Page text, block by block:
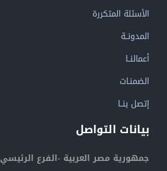
الأسئلة المتكررة
المدونــة
أعمالنــا
الضمنـات
إتصل بنــا
بيانات التواصل
جمهورية مصر العربية -الفرع الرئيسي